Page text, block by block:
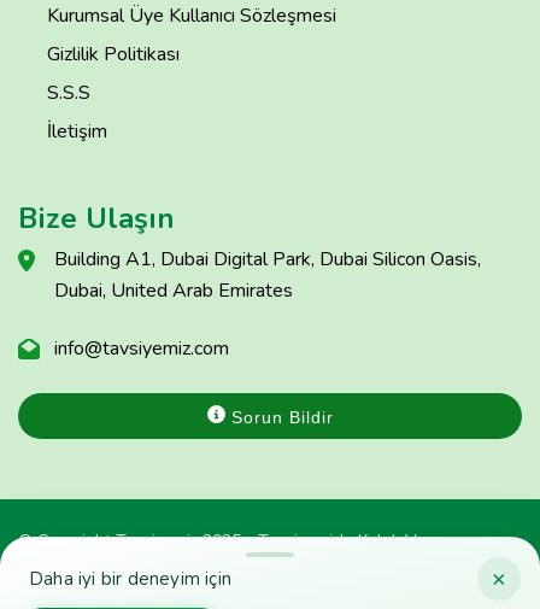
×
Daha iyi bir deneyim için
Kurumsal Üye Kullanıcı Sözleşmesi
Gizlilik Politikası
S.S.S
İletişim
Bize Ulaşın
Building A1, Dubai Digital Park, Dubai Silicon Oasis,
Dubai, United Arab Emirates
info@tavsiyemiz.com
Sorun Bildir
© Copyright Tavsiyemiz 2025 - Tavsiyemiz'e Kulak Ver